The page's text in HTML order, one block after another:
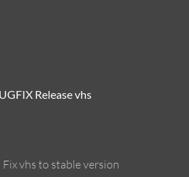
Release vhs
vhs to stable version